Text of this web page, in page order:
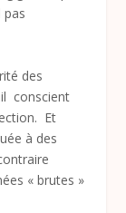
pas
des
conscient
Et
à des
« brutes »